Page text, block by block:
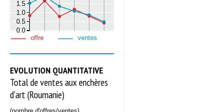
0.0
0.5
1.0
1.5
offre ventes
EVOLUTION QUANTITATIVE
Total de ventes aux enchères
d'art (Roumanie)